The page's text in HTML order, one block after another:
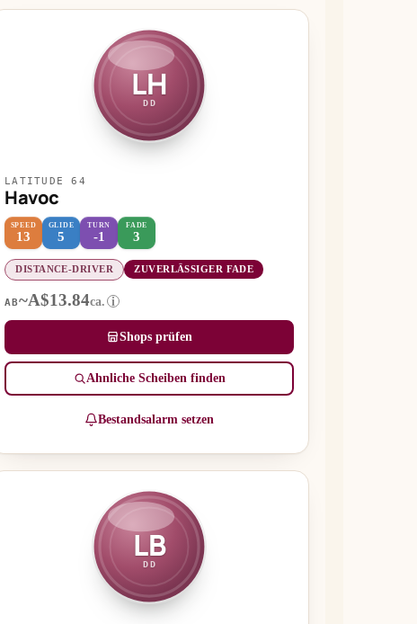
LH
DD
LATITUDE 64
Havoc
SPEED
13
GLIDE
5
TURN
-1
FADE
3
DISTANCE-DRIVER ZUVERLÄSSIGER FADE
AB~A$13.84ca. i
Shops prüfen
Ähnliche Scheiben finden
Bestandsalarm setzen
LB
DD